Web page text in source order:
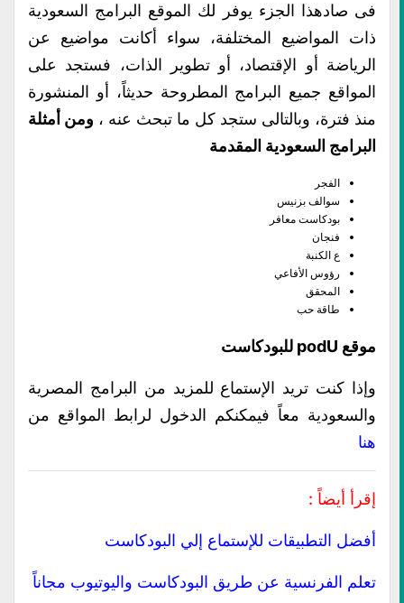
فى صادهذا الجزء يوفر لك الموقع البرامج السعودية
ذات المواضيع المختلفة، سواء أكانت مواضيع عن
الرياضة أو الإقتصاد، أو تطوير الذات، فستجد على
المواقع جميع البرامج المطروحة حديثاً، أو المنشورة
منذ فترة، وبالتالى ستجد كل ما تبحث عنه ، ومن أمثلة
البرامج السعودية المقدمة
الفجر
سوالف بزنيس
بودكاست معافر
فنجان
ع الكنبة
رؤوس الأفاعي
المحقق
طاقة حب
موقع podU للبودكاست
وإذا كنت تريد الإستماع للمزيد من البرامج المصرية
والسعودية معاً فيمكنكم الدخول لرابط المواقع من
هنا
إقرأ أيضاً :
أفضل التطبيقات للإستماع إلي البودكاست
تعلم الفرنسية عن طريق البودكاست واليوتيوب مجاناً